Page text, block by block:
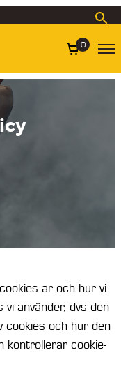
0
är och hur vi
använder, dvs den
cookies och hur den
kontrollerar cookie-